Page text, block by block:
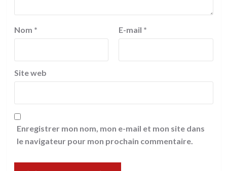
Nom * E-mail *
Site web
Enregistrer mon nom, mon e-mail et mon site dans
le navigateur pour mon prochain commentaire.